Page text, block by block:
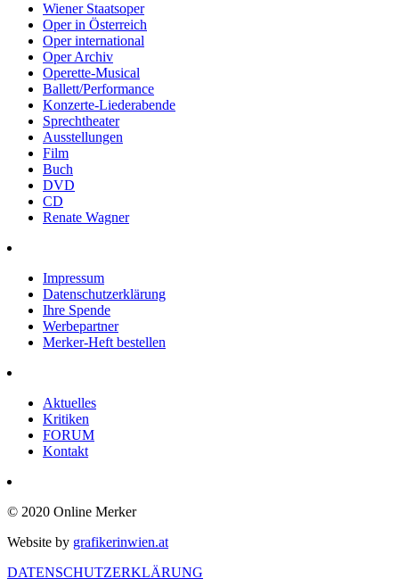
Wiener Staatsoper
Oper in Österreich
Oper international
Oper Archiv
Operette-Musical
Ballett/Performance
Konzerte-Liederabende
Sprechtheater
Ausstellungen
Film
Buch
DVD
CD
Renate Wagner
Impressum
Datenschutzerklärung
Ihre Spende
Werbepartner
Merker-Heft bestellen
Aktuelles
Kritiken
FORUM
Kontakt
© 2020 Online Merker
Website by grafikerinwien.at
DATENSCHUTZERKLÄRUNG